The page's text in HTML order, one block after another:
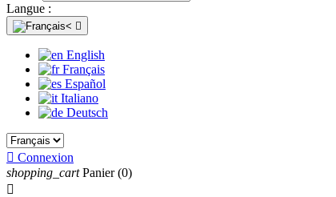
Langue :

English
Français
Español
Italiano
Deutsch
 Connexion
shopping_cart Panier (0)
